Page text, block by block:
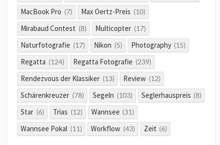
MacBook Pro (7) Max Oertz-Preis (10)
Mirabaud Contest (8) Multicopter (17)
Naturfotografie (17) Nikon (5) Photography (15)
Regatta (124) Regatta Fotografie (239)
Rendezvous der Klassiker (13) Review (12)
Schärenkreuzer (78) Segeln (103) Seglerhauspreis (8)
Star (6) Trias (12) Wannsee (31)
Wannsee Pokal (11) Workflow (43) Zeit (6)